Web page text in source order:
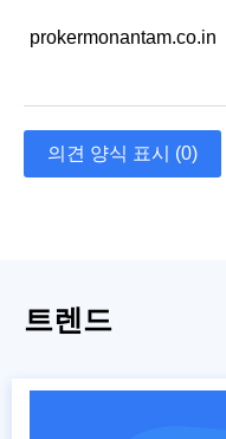
prokermonantam.co.in
의견 양식 표시 (0)
트렌드